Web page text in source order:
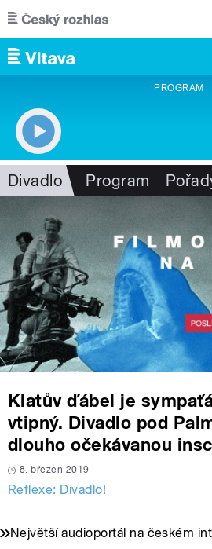
Přejít k hlavnímu obsahu
PROGRAM
Divadlo Program
Klatův ďábel je
vtipný. Divadlo pod
dlouho očekávanou
8. březen 2019
Reflexe: Divadlo!
Největší audioportál na českém